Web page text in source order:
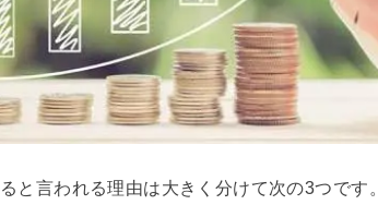
と言われる理由は大きく分けて次の3つです。